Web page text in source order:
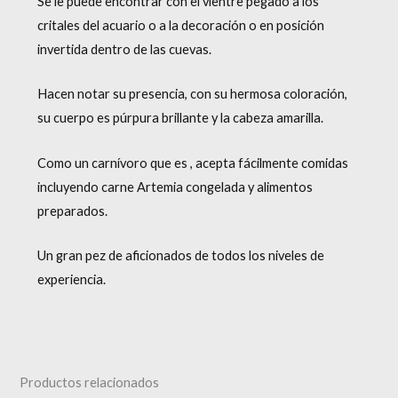
critales del acuario o a la decoración o en posición
invertida dentro de las cuevas.
Hacen notar su presencia, con su hermosa coloración,
su cuerpo es púrpura brillante y la cabeza amarilla.
Como un carnívoro que es , acepta fácilmente comidas
incluyendo carne Artemia congelada y alimentos
preparados.
Un gran pez de aficionados de todos los niveles de
experiencia.
Productos relacionados